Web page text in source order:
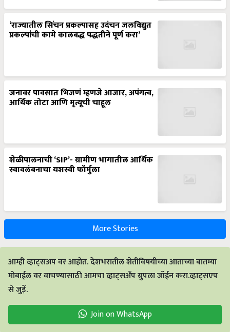
‘राज्यातील सिंचन प्रकल्पासह उदंचन जलविद्युत
प्रकल्पांची कामे कालबद्ध पद्धतीने पूर्ण करा’
जनावर पावसात भिजणं म्हणजे आजार, अपंगत्व,
आर्थिक तोटा आणि मृत्यूची चाहूल
शेळीपालनाची ‘SIP’- ग्रामीण भागातील आर्थिक
स्वावलंबनाचा यशस्वी फॉर्मुला
More Stories
आम्ही व्हाट्सअप वर आहोत. देशभरातील शेतीविषयीच्या आताच्या बातम्या
मोबाईल वर वाचण्यासाठी आमचा व्हाट्सअँप ग्रुपला जॉईन करा.व्हाट्सएप
से जुड़ें.
Join on WhatsApp